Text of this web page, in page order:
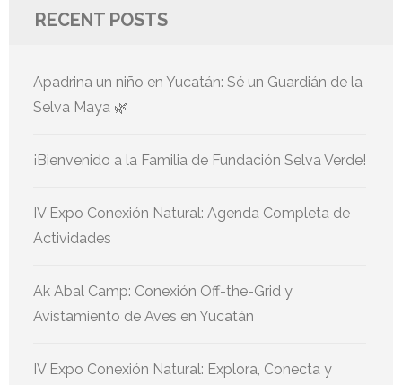
RECENT POSTS
Apadrina un niño en Yucatán: Sé un Guardián de la
Selva Maya 🌿
¡Bienvenido a la Familia de Fundación Selva Verde!
IV Expo Conexión Natural: Agenda Completa de
Actividades
Ak Abal Camp: Conexión Off-the-Grid y
Avistamiento de Aves en Yucatán
IV Expo Conexión Natural: Explora, Conecta y